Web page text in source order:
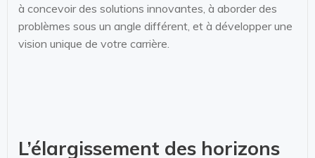
à concevoir des solutions innovantes, à aborder des
problèmes sous un angle différent, et à développer une
vision unique de votre carrière.
L’élargissement des horizons